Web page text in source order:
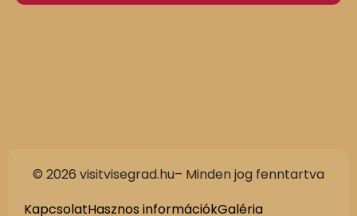
© 2026 visitvisegrad.hu– Minden jog fenntartva
KapcsolatHasznos információkGaléria